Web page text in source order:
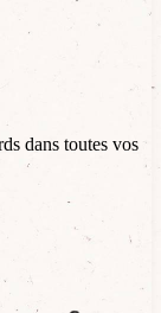
dans toutes vos